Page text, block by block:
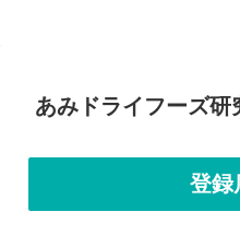
あみドライフーズ研
登録